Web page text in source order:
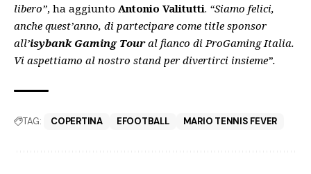
libero”, ha aggiunto Antonio Valitutti. “Siamo felici,
anche quest’anno, di partecipare come title sponsor
all’isybank Gaming Toural fianco di ProGaming Italia.
Vi aspettiamo al nostro stand per divertirci insieme”.
TAG: COPERTINA EFOOTBALL MARIO TENNIS FEVER